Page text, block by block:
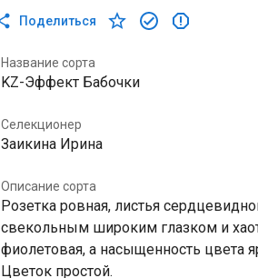
Поделиться
Название сорта
KZ-Эффект Бабочки
Селекционер
Заикина Ирина
Описание сорта
Розетка ровная, листья
свекольным широким глазком и
фиолетовая, а насыщенность цвета
Цветок простой.